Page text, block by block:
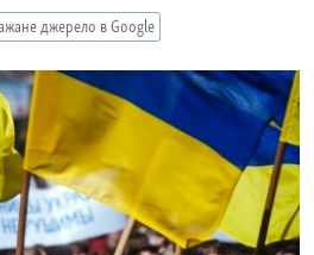
джерело в Google